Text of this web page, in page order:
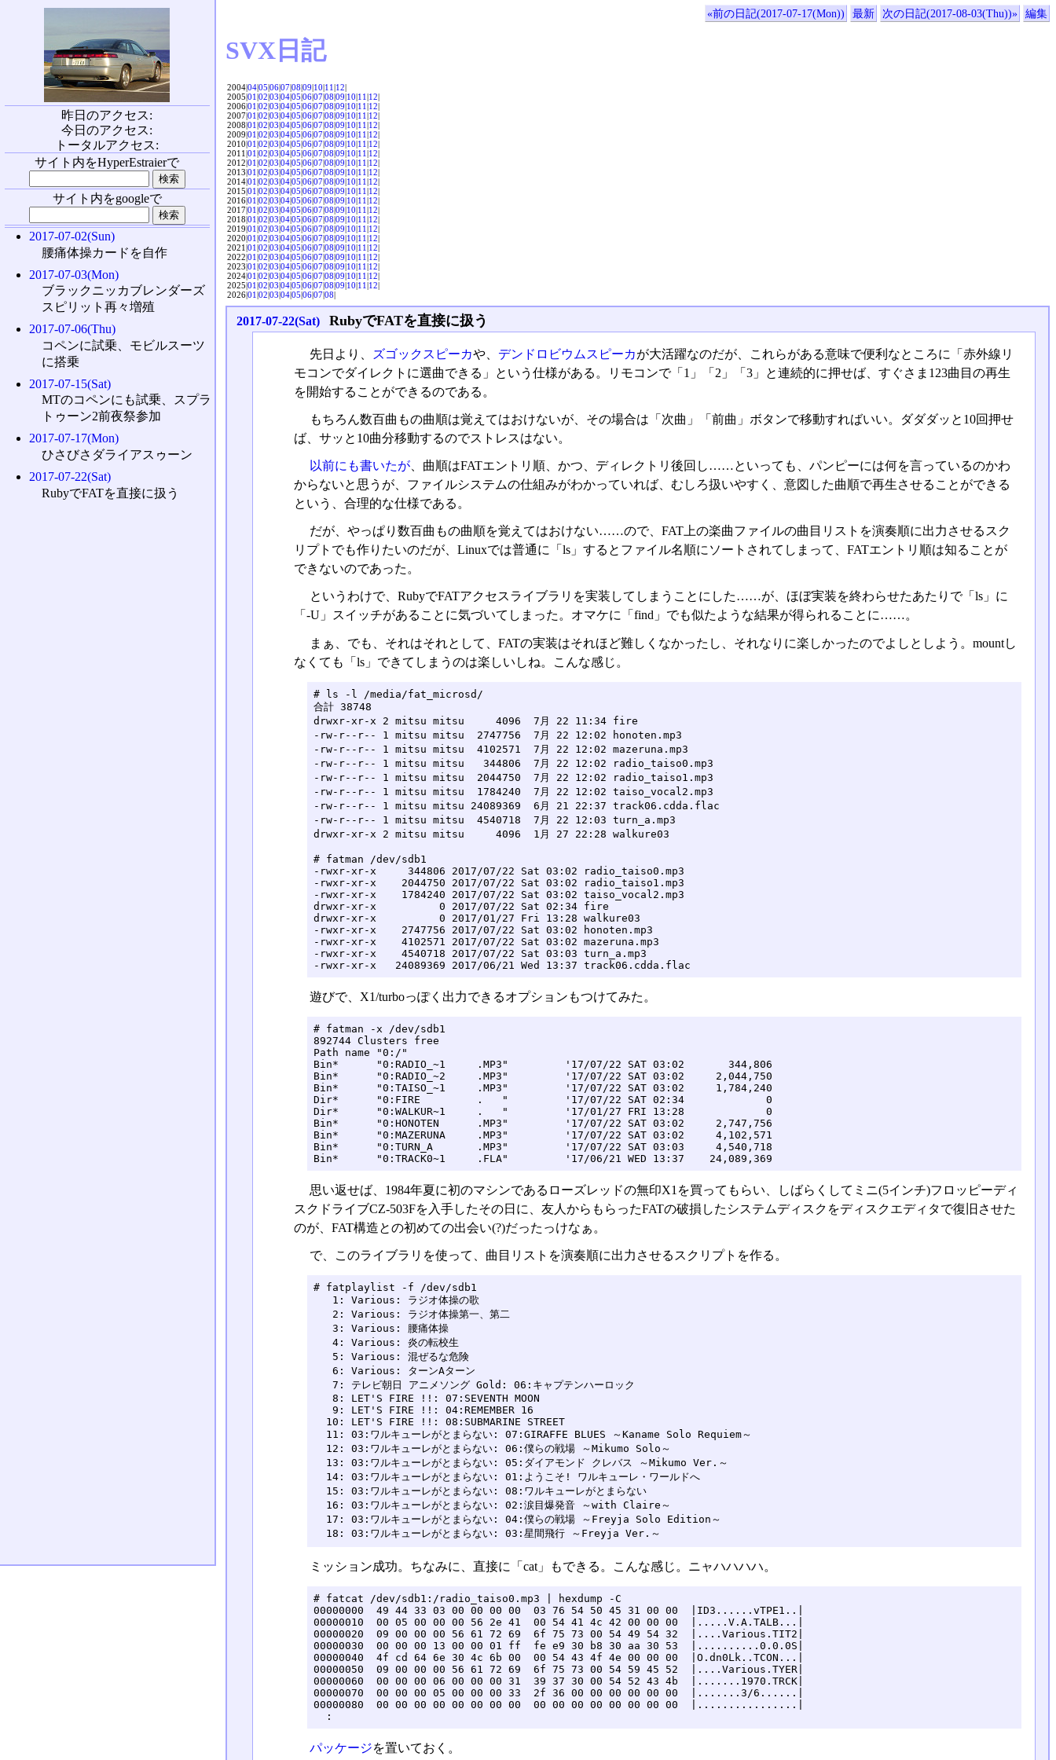
«前の日記(2017-07-17(Mon)) 最新 次の日記(2017-08-03(Thu))» 編集
SVX日記
2004|04|05|06|07|08|09|10|11|12|
2005|01|02|03|04|05|06|07|08|09|10|11|12|
2006|01|02|03|04|05|06|07|08|09|10|11|12|
2007|01|02|03|04|05|06|07|08|09|10|11|12|
2008|01|02|03|04|05|06|07|08|09|10|11|12|
2009|01|02|03|04|05|06|07|08|09|10|11|12|
2010|01|02|03|04|05|06|07|08|09|10|11|12|
2011|01|02|03|04|05|06|07|08|09|10|11|12|
2012|01|02|03|04|05|06|07|08|09|10|11|12|
2013|01|02|03|04|05|06|07|08|09|10|11|12|
2014|01|02|03|04|05|06|07|08|09|10|11|12|
2015|01|02|03|04|05|06|07|08|09|10|11|12|
2016|01|02|03|04|05|06|07|08|09|10|11|12|
2017|01|02|03|04|05|06|07|08|09|10|11|12|
2018|01|02|03|04|05|06|07|08|09|10|11|12|
2019|01|02|03|04|05|06|07|08|09|10|11|12|
2020|01|02|03|04|05|06|07|08|09|10|11|12|
2021|01|02|03|04|05|06|07|08|09|10|11|12|
2022|01|02|03|04|05|06|07|08|09|10|11|12|
2023|01|02|03|04|05|06|07|08|09|10|11|12|
2024|01|02|03|04|05|06|07|08|09|10|11|12|
2025|01|02|03|04|05|06|07|08|09|10|11|12|
2026|01|02|03|04|05|06|07|08|
2017-07-22(Sat) RubyでFATを直接に扱う
先日より、 ズゴックスピーカや、 デンドロビウムスピーカが大活躍なのだが、これらがある意味で便利なところに「赤外線リ
モコンでダイレクトに選曲できる」という仕様がある。リモコンで「1」「2」「3」と連続的に押せば、すぐさま123曲目の再生
を開始することができるのである。
もちろん数百曲もの曲順は覚えてはおけないが、その場合は「次曲」「前曲」ボタンで移動すればいい。ダダダッと10回押せ
ば、サッと10曲分移動するのでストレスはない。
以前にも書いたが、曲順はFATエントリ順、かつ、ディレクトリ後回し……といっても、パンピーには何を言っているのかわ
からないと思うが、ファイルシステムの仕組みがわかっていれば、むしろ扱いやすく、意図した曲順で再生させることができる
という、合理的な仕様である。
だが、やっぱり数百曲もの曲順を覚えてはおけない……ので、FAT上の楽曲ファイルの曲目リストを演奏順に出力させるスク
リプトでも作りたいのだが、Linuxでは普通に「ls」するとファイル名順にソートされてしまって、FATエントリ順は知ることが
できないのであった。
というわけで、RubyでFATアクセスライブラリを実装してしまうことにした……が、ほぼ実装を終わらせたあたりで「ls」に
「-U」スイッチがあることに気づいてしまった。オマケに「find」でも似たような結果が得られることに……。
まぁ、でも、それはそれとして、FATの実装はそれほど難しくなかったし、それなりに楽しかったのでよしとしよう。mountし
なくても「ls」できてしまうのは楽しいしね。こんな感じ。
# ls -l /media/fat_microsd/
合計 38748
drwxr-xr-x 2 mitsu mitsu     4096  7月 22 11:34 fire
-rw-r--r-- 1 mitsu mitsu  2747756  7月 22 12:02 honoten.mp3
-rw-r--r-- 1 mitsu mitsu  4102571  7月 22 12:02 mazeruna.mp3
-rw-r--r-- 1 mitsu mitsu   344806  7月 22 12:02 radio_taiso0.mp3
-rw-r--r-- 1 mitsu mitsu  2044750  7月 22 12:02 radio_taiso1.mp3
-rw-r--r-- 1 mitsu mitsu  1784240  7月 22 12:02 taiso_vocal2.mp3
-rw-r--r-- 1 mitsu mitsu 24089369  6月 21 22:37 track06.cdda.flac
-rw-r--r-- 1 mitsu mitsu  4540718  7月 22 12:03 turn_a.mp3
drwxr-xr-x 2 mitsu mitsu     4096  1月 27 22:28 walkure03
# fatman /dev/sdb1
-rwxr-xr-x     344806 2017/07/22 Sat 03:02 radio_taiso0.mp3
-rwxr-xr-x    2044750 2017/07/22 Sat 03:02 radio_taiso1.mp3
-rwxr-xr-x    1784240 2017/07/22 Sat 03:02 taiso_vocal2.mp3
drwxr-xr-x          0 2017/07/22 Sat 02:34 fire
drwxr-xr-x          0 2017/01/27 Fri 13:28 walkure03
-rwxr-xr-x    2747756 2017/07/22 Sat 03:02 honoten.mp3
-rwxr-xr-x    4102571 2017/07/22 Sat 03:02 mazeruna.mp3
-rwxr-xr-x    4540718 2017/07/22 Sat 03:03 turn_a.mp3
-rwxr-xr-x   24089369 2017/06/21 Wed 13:37 track06.cdda.flac
遊びで、X1/turboっぽく出力できるオプションもつけてみた。
# fatman -x /dev/sdb1
892744 Clusters free
Path name "0:/"
Bin*      "0:RADIO_~1     .MP3"         '17/07/22 SAT 03:02       344,806
Bin*      "0:RADIO_~2     .MP3"         '17/07/22 SAT 03:02     2,044,750
Bin*      "0:TAISO_~1     .MP3"         '17/07/22 SAT 03:02     1,784,240
Dir*      "0:FIRE         .   "         '17/07/22 SAT 02:34             0
Dir*      "0:WALKUR~1     .   "         '17/01/27 FRI 13:28             0
Bin*      "0:HONOTEN      .MP3"         '17/07/22 SAT 03:02     2,747,756
Bin*      "0:MAZERUNA     .MP3"         '17/07/22 SAT 03:02     4,102,571
Bin*      "0:TURN_A       .MP3"         '17/07/22 SAT 03:03     4,540,718
Bin*      "0:TRACK0~1     .FLA"         '17/06/21 WED 13:37    24,089,369
思い返せば、1984年夏に初のマシンであるローズレッドの無印X1を買ってもらい、しばらくしてミニ(5インチ)フロッピーディ
スクドライブCZ-503Fを入手したその日に、友人からもらったFATの破損したシステムディスクをディスクエディタで復旧させた
のが、FAT構造との初めての出会い(?)だったっけなぁ。
で、このライブラリを使って、曲目リストを演奏順に出力させるスクリプトを作る。
# fatplaylist -f /dev/sdb1
   1: Various: ラジオ体操の歌
   2: Various: ラジオ体操第一、第二
   3: Various: 腰痛体操
   4: Various: 炎の転校生
   5: Various: 混ぜるな危険
   6: Various: ターンAターン
   7: テレビ朝日 アニメソング Gold: 06:キャプテンハーロック
   8: LET'S FIRE !!: 07:SEVENTH MOON
   9: LET'S FIRE !!: 04:REMEMBER 16
  10: LET'S FIRE !!: 08:SUBMARINE STREET
  11: 03:ワルキューレがとまらない: 07:GIRAFFE BLUES ～Kaname Solo Requiem～
  12: 03:ワルキューレがとまらない: 06:僕らの戦場 ～Mikumo Solo～
  13: 03:ワルキューレがとまらない: 05:ダイアモンド クレバス ～Mikumo Ver.～
  14: 03:ワルキューレがとまらない: 01:ようこそ! ワルキューレ・ワールドへ
  15: 03:ワルキューレがとまらない: 08:ワルキューレがとまらない
  16: 03:ワルキューレがとまらない: 02:涙目爆発音 ～with Claire～
  17: 03:ワルキューレがとまらない: 04:僕らの戦場 ～Freyja Solo Edition～
  18: 03:ワルキューレがとまらない: 03:星間飛行 ～Freyja Ver.～
ミッション成功。ちなみに、直接に「cat」もできる。こんな感じ。ニャハハハハ。
# fatcat /dev/sdb1:/radio_taiso0.mp3 | hexdump -C
00000000  49 44 33 03 00 00 00 00  03 76 54 50 45 31 00 00  |ID3......vTPE1..|
00000010  00 05 00 00 00 56 2e 41  00 54 41 4c 42 00 00 00  |.....V.A.TALB...|
00000020  09 00 00 00 56 61 72 69  6f 75 73 00 54 49 54 32  |....Various.TIT2|
00000030  00 00 00 13 00 00 01 ff  fe e9 30 b8 30 aa 30 53  |..........0.0.0S|
00000040  4f cd 64 6e 30 4c 6b 00  00 54 43 4f 4e 00 00 00  |O.dn0Lk..TCON...|
00000050  09 00 00 00 56 61 72 69  6f 75 73 00 54 59 45 52  |....Various.TYER|
00000060  00 00 00 06 00 00 00 31  39 37 30 00 54 52 43 4b  |.......1970.TRCK|
00000070  00 00 00 05 00 00 00 33  2f 36 00 00 00 00 00 00  |.......3/6......|
00000080  00 00 00 00 00 00 00 00  00 00 00 00 00 00 00 00  |................|
  :
パッケージを置いておく。
昨日のアクセス:
今日のアクセス:
トータルアクセス:
サイト内をHyperEstraierで
サイト内をgoogleで
2017-07-02(Sun)
腰痛体操カードを自作
2017-07-03(Mon)
ブラックニッカブレンダーズ
スピリット再々増殖
2017-07-06(Thu)
コペンに試乗、モビルスーツ
に搭乗
2017-07-15(Sat)
MTのコペンにも試乗、スプラ
トゥーン2前夜祭参加
2017-07-17(Mon)
ひさびさダライアスゥーン
2017-07-22(Sat)
RubyでFATを直接に扱う